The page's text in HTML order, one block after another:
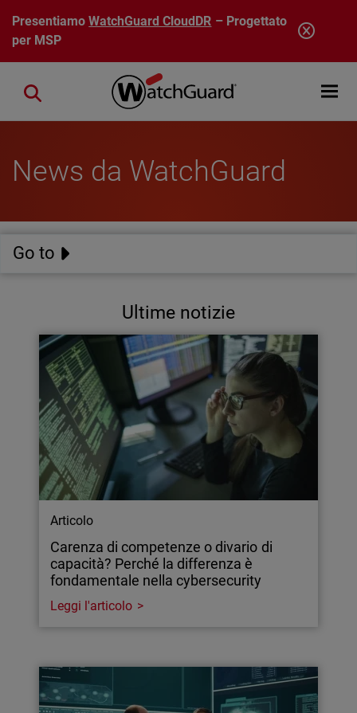
Salta al contenuto principale
PresentiamoWatchGuard CloudDR – Progettato
per MSP
Open
Close search
News da WatchGuard
Go to
Ultime notizie
Articolo
Carenza di competenze o divario di
capacità? Perché la differenza è
fondamentale nella cybersecurity
Leggi l'articolo